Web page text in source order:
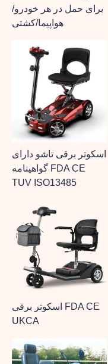
برای حمل در هر خودرو/
هواپیما/کشتی
اسکوتر برقی تاشو دارای
گواهینامه FDA CE
TUV ISO13485
اسکوتر برقی FDA CE
UKCA